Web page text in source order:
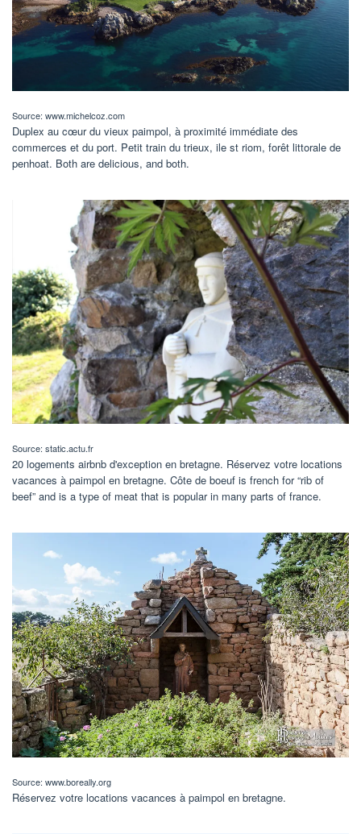
Source: www.michelcoz.com
Duplex au cœur du vieux paimpol, à proximité immédiate des
commerces et du port. Petit train du trieux, ile st riom, forêt littorale de
penhoat. Both are delicious, and both.
Source: static.actu.fr
20 logements airbnb d'exception en bretagne. Réservez votre locations
vacances à paimpol en bretagne. Côte de boeuf is french for “rib of
beef” and is a type of meat that is popular in many parts of france.
Source: www.boreally.org
Réservez votre locations vacances à paimpol en bretagne.